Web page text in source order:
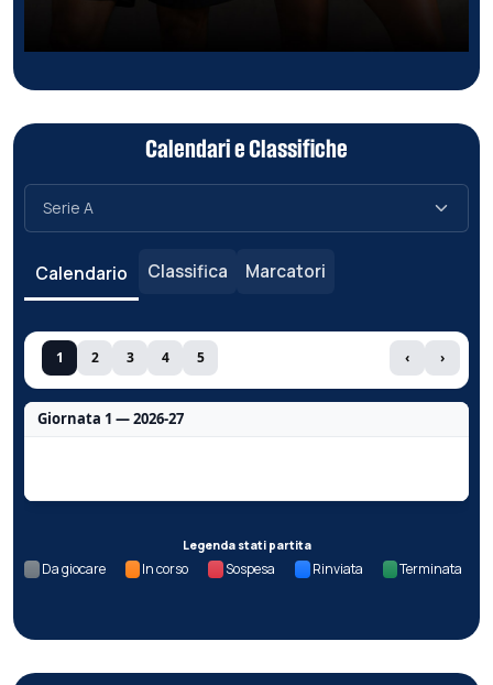
Calendari e Classifiche
Calendario Classifica Marcatori
1 2 3 4 5 ‹ ›
Giornata 1 — 2026-27
Legenda stati partita
Da giocare In corso Sospesa Rinviata Terminata